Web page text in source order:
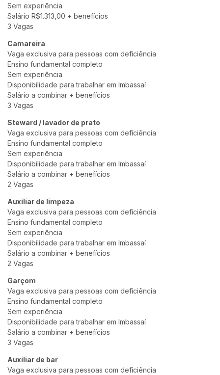
Sem experiência
Salário R$1.313,00 + benefícios
3 Vagas
Camareira
Vaga exclusiva para pessoas com deficiência
Ensino fundamental completo
Sem experiência
Disponibilidade para trabalhar em Imbassaí
Salário a combinar + benefícios
3 Vagas
Steward / lavador de prato
Vaga exclusiva para pessoas com deficiência
Ensino fundamental completo
Sem experiência
Disponibilidade para trabalhar em Imbassaí
Salário a combinar + benefícios
2 Vagas
Auxiliar de limpeza
Vaga exclusiva para pessoas com deficiência
Ensino fundamental completo
Sem experiência
Disponibilidade para trabalhar em Imbassaí
Salário a combinar + benefícios
2 Vagas
Garçom
Vaga exclusiva para pessoas com deficiência
Ensino fundamental completo
Sem experiência
Disponibilidade para trabalhar em Imbassaí
Salário a combinar + benefícios
3 Vagas
Auxiliar de bar
Vaga exclusiva para pessoas com deficiência